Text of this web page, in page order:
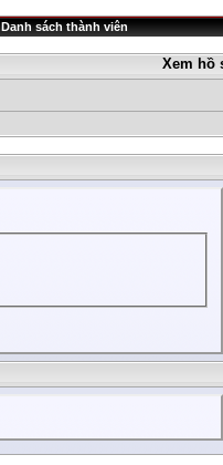
Danh sách thành viên
Xem hồ